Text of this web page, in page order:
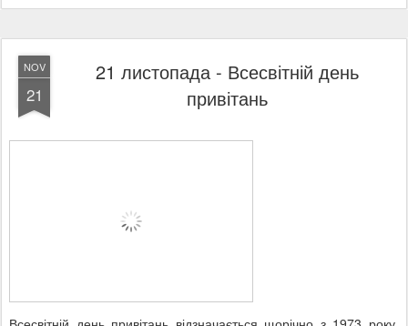
NOV
21
21 листопада - Всесвітній день
привітань